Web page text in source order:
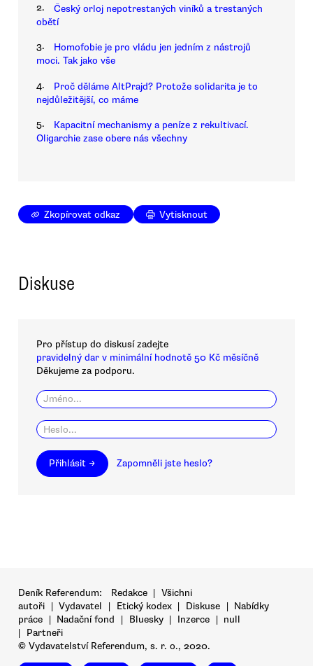
2.
Český orloj nepotrestaných viníků a trestaných
obětí
3.
Homofobie je pro vládu jen jedním z nástrojů
moci. Tak jako vše
4.
Proč děláme AltPrajd? Protože solidarita je to
nejdůležitější, co máme
5.
Kapacitní mechanismy a peníze z rekultivací.
Oligarchie zase obere nás všechny
Zkopírovat odkaz Vytisknout
Diskuse
Pro přístup do diskusí zadejte
pravidelný dar v minimální hodnotě 50 Kč měsíčně
Děkujeme za podporu.
Přihlásit → Zapomněli jste heslo?
Deník Referendum: Redakce | Všichni
autoři | Vydavatel | Etický kodex | Diskuse | Nabídky
práce | Nadační fond | Bluesky | Inzerce | null
|
Partneři
© Vydavatelství Referendum, s. r. o., 2020.